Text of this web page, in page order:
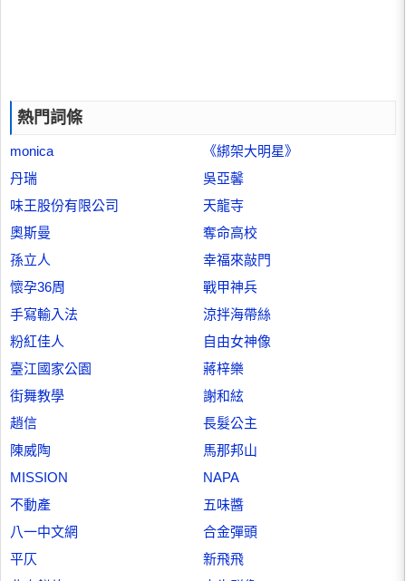
熱門詞條
monica
《綁架大明星》
丹瑞
吳亞馨
味王股份有限公司
天龍寺
奧斯曼
奪命高校
孫立人
幸福來敲門
懷孕36周
戰甲神兵
手寫輸入法
涼拌海帶絲
粉紅佳人
自由女神像
臺江國家公園
蔣梓樂
街舞教學
謝和絃
趙信
長髮公主
陳威陶
馬那邦山
MISSION
NAPA
不動產
五味醬
八一中文網
合金彈頭
平仄
新飛飛